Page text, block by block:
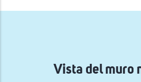
navegaciónVista del muro